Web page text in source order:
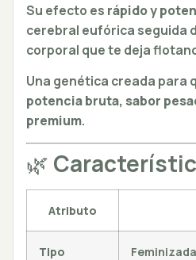
Su efecto es rápido y
cerebral eufórica seguida
corporal que te deja
Una genética creada para
potencia bruta, sabor
premium.
🌿
Atributo
Tipo Feminizada